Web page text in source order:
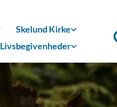
Skelund Kirke
Livsbegivenheder